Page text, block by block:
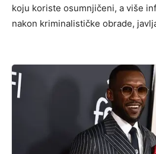
koju koriste osumnjičeni, a više
nakon kriminalističke obrade,